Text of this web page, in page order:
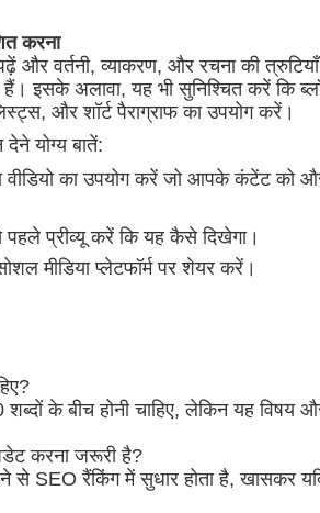
करना
और वर्तनी, व्याकरण, और रचना की
इसके अलावा, यह भी सुनिश्चित करें कि
और शॉर्ट पैराग्राफ का उपयोग करें।
योग्य बातें:
वीडियो का उपयोग करें जो आपके कंटेंट को
प्रीव्यू करें कि यह कैसे दिखेगा।
मीडिया प्लेटफॉर्म पर शेयर करें।
के बीच होनी चाहिए, लेकिन यह विषय और
करना जरूरी है?
से SEO रैंकिंग में सुधार होता है, खासकर